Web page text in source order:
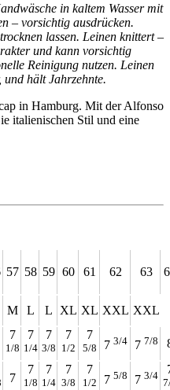
in kaltem Wasser mit
– vorsichtig ausdrücken.
lassen. Leinen knittert –
und kann vorsichtig
Reinigung nutzen. Leinen
hält Jahrzehnte.
in Hamburg. Mit der Alfonso
italienischen Stil und eine
57 58 59 60 61 62 63
M L L XL XL XXL XXL
7
1/8
7
1/4
7
3/8
7
1/2
7
5/8 7 3/4 7 7/8
7
7
1/8
7
1/4
7
3/8
7
1/2 7 5/8 7 3/4